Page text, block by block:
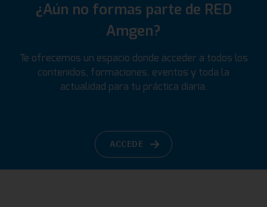
¿Aún no formas parte de RED
Amgen?
Te ofrecemos un espacio donde acceder a todos los
contenidos, formaciones, eventos y toda la
actualidad para tu práctica diaria.
ACCEDE